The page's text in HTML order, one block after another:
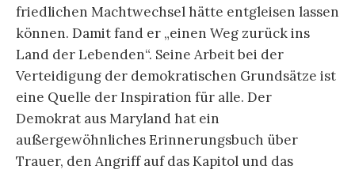
friedlichen Machtwechsel hätte entgleisen lassen
können. Damit fand er „einen Weg zurück ins
Land der Lebenden“. Seine Arbeit bei der
Verteidigung der demokratischen Grundsätze ist
eine Quelle der Inspiration für alle. Der
Demokrat aus Maryland hat ein
außergewöhnliches Erinnerungsbuch über
Trauer, den Angriff auf das Kapitol und das